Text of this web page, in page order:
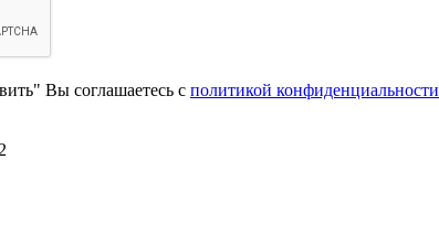
Вы соглашаетесь с политикой конфиденциальности